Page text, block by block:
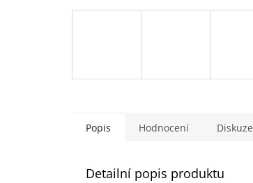
Popis Hodnocení Diskuze
Detailní popis produktu